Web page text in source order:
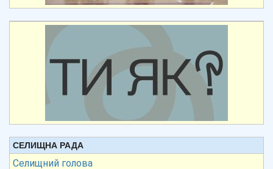
СЕЛИЩНА РАДА
Селищний голова